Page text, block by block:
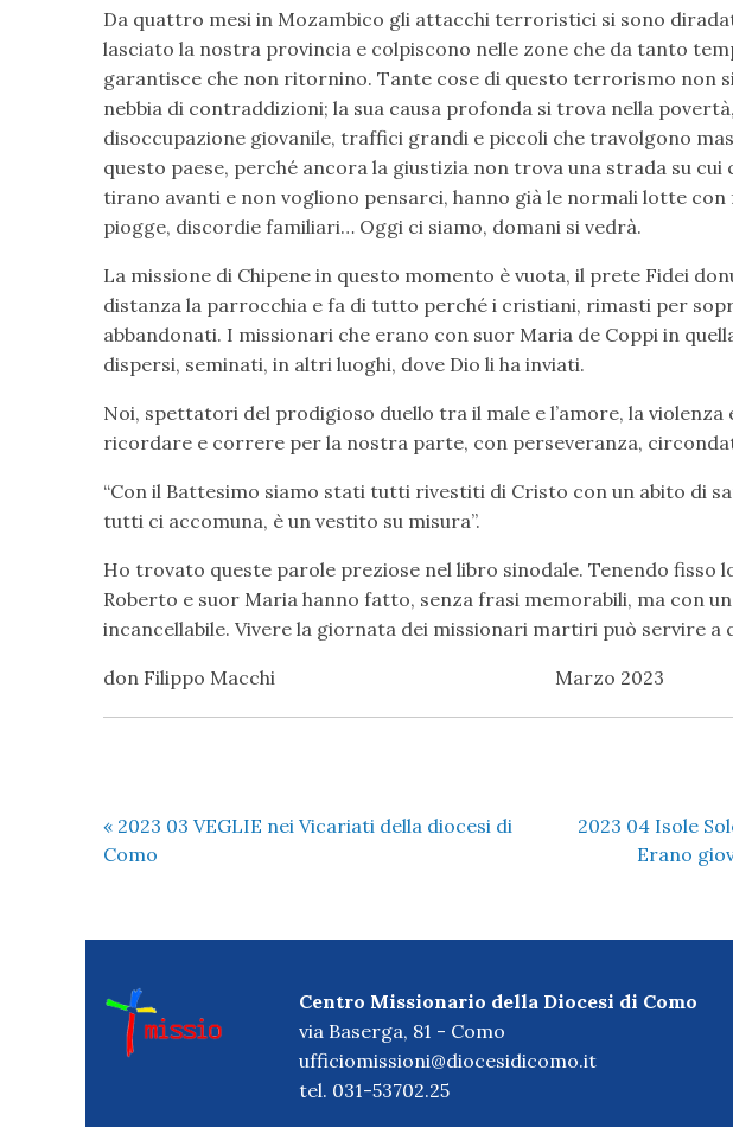
Da quattro mesi in Mozambico gli attacchi terroristici si sono
lasciato la nostra provincia e colpiscono nelle zone che da tanto
garantisce che non ritornino. Tante cose di questo terrorismo non
nebbia di contraddizioni; la sua causa profonda si trova nella
disoccupazione giovanile, traffici grandi e piccoli che travolgono
questo paese, perché ancora la giustizia non trova una strada su
tirano avanti e non vogliono pensarci, hanno già le normali lotte
piogge, discordie familiari… Oggi ci siamo, domani si vedrà.
La missione di Chipene in questo momento è vuota, il prete Fidei
distanza la parrocchia e fa di tutto perché i cristiani, rimasti per
abbandonati. I missionari che erano con suor Maria de Coppi in
dispersi, seminati, in altri luoghi, dove Dio li ha inviati.
Noi, spettatori del prodigioso duello tra il male e l’amore, la violenza
ricordare e correre per la nostra parte, con perseveranza,
“Con il Battesimo siamo stati tutti rivestiti di Cristo con un abito di
tutti ci accomuna, è un vestito su misura”.
Ho trovato queste parole preziose nel libro sinodale. Tenendo fisso
Roberto e suor Maria hanno fatto, senza frasi memorabili, ma con
incancellabile. Vivere la giornata dei missionari martiri può servire a
don Filippo Macchi Marzo 2023
« 2023 03 VEGLIE nei Vicariati della diocesi di
Como
2023 04 Isole
Erano
Centro Missionario della Diocesi di Como
via Baserga, 81 - Como
ufficiomissioni@diocesidicomo.it
tel. 031-53702.25